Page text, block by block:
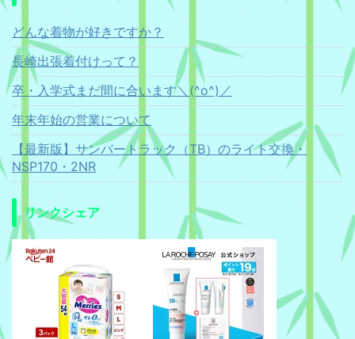
どんな着物が好きですか？
長崎出張着付けって？
卒・入学式まだ間に合います＼(^o^)／
年末年始の営業について
【最新版】サンバートラック（TB）のライト交換・
NSP170・2NR
リンクシェア